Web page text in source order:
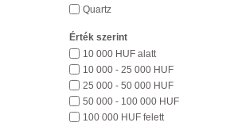
Quartz
Érték szerint
10 000 HUF alatt
10 000 - 25 000 HUF
25 000 - 50 000 HUF
50 000 - 100 000 HUF
100 000 HUF felett